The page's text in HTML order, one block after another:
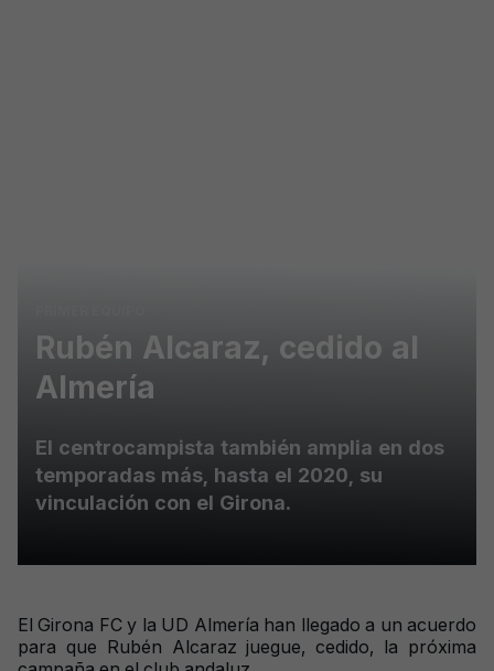
Rubén Alcaraz, cedido al
Almería
El centrocampista también amplia en dos
temporadas más, hasta el 2020, su
vinculación con el Girona.
El Girona FC y la UD Almería han llegado a un acuerdo
para que Rubén Alcaraz juegue, cedido, la próxima